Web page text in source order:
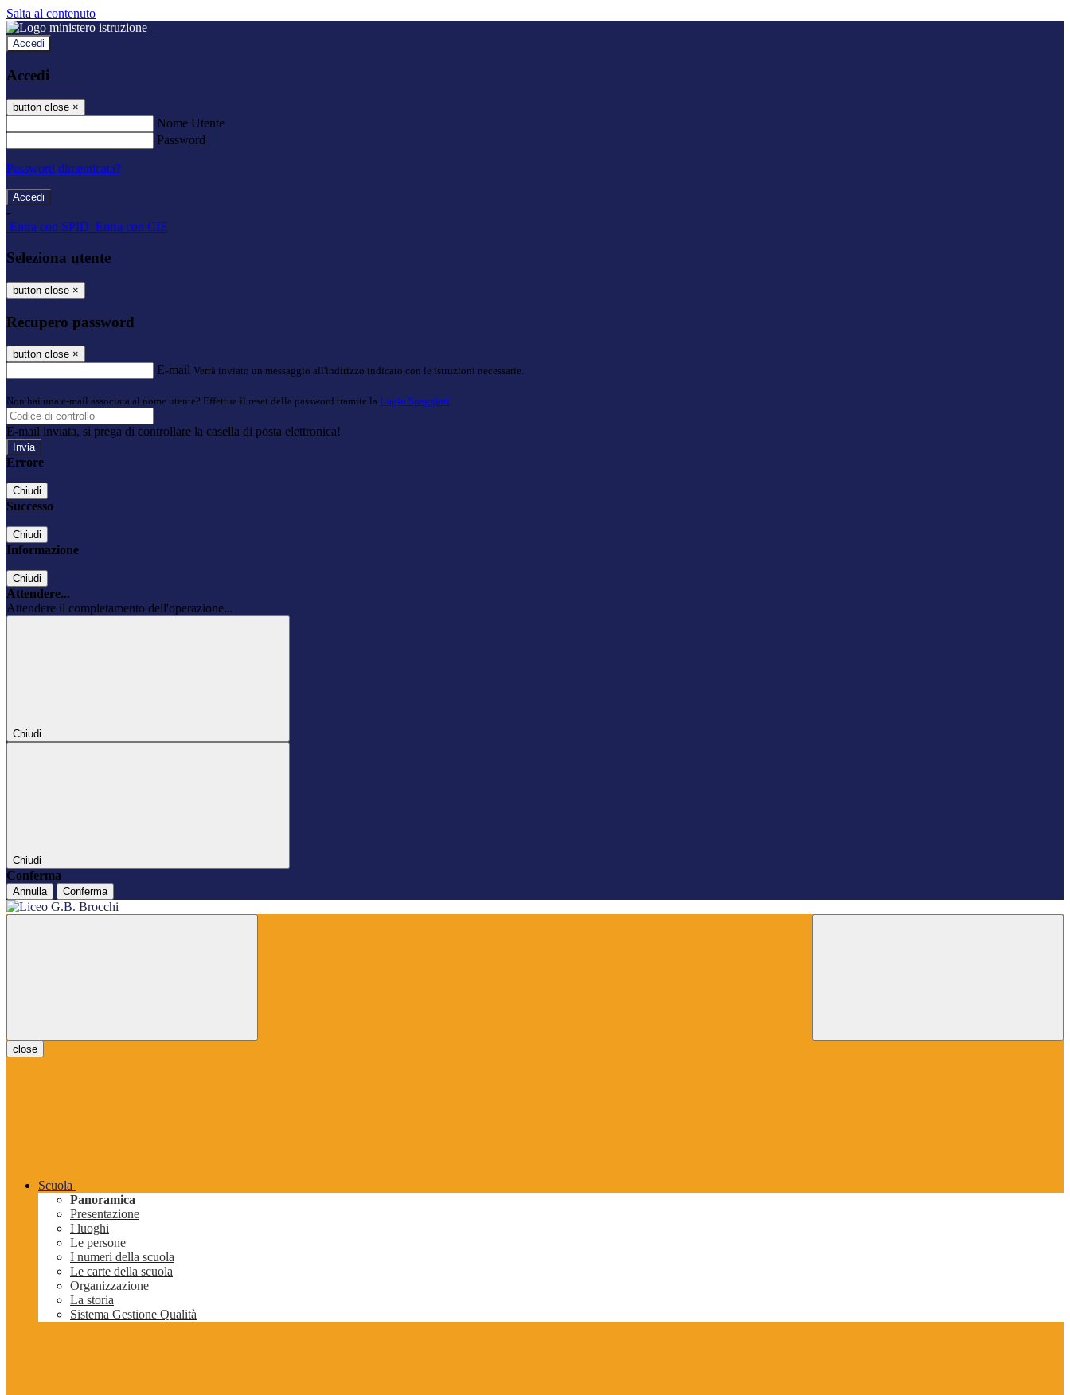
Salta al contenuto
Accedi
Accedi
button close ×
Nome Utente
Password
Password dimenticata?
-
Entra con SPID Entra con CIE
Seleziona utente
button close ×
Recupero password
button close ×
E-mail Verrà inviato un messaggio all'indirizzo indicato con le istruzioni necessarie.
Non hai una e-mail associata al nome utente? Effettua il reset della password tramite la Login Spaggiari
E-mail inviata, si prega di controllare la casella di posta elettronica!
Errore
Chiudi
Successo
Chiudi
Informazione
Chiudi
Attendere...
Attendere il completamento dell'operazione...
Chiudi
Chiudi
Conferma
Annulla Conferma
close
Scuola
Panoramica
Presentazione
I luoghi
Le persone
I numeri della scuola
Le carte della scuola
Organizzazione
La storia
Sistema Gestione Qualità